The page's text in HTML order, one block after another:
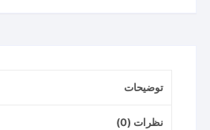
توضیحات
نظرات (0)